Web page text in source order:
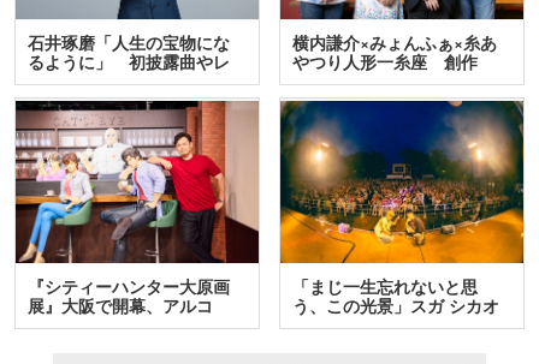
石井琢磨「人生の宝物にな
るように」 初披露曲やレ
ア…
横内謙介×みょんふぁ×糸あ
やつり人形一糸座 創作
人…
『シティーハンター大原画
展』大阪で開幕、アルコ
＆…
「まじ一生忘れないと思
う、この光景」スガ シカオ
と…